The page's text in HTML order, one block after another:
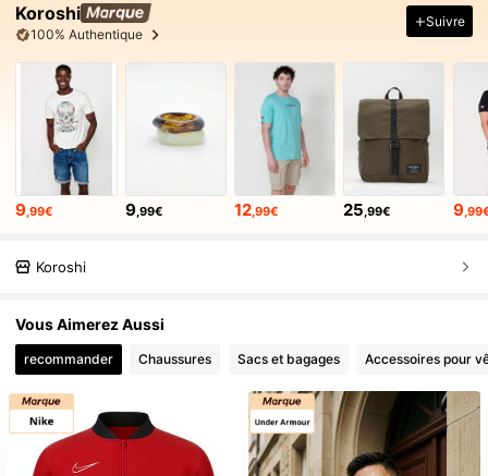
Koroshi
100% Authentique
Suivre
9,99€ 9,99€ 12,99€ 25,99€ 9
Koroshi
Vous Aimerez Aussi
recommander Chaussures Sacs et bagages Accessoires pour